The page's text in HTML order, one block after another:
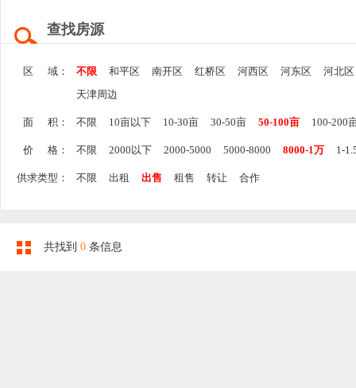
查找房源
区 域： 不限 和平区 南开区 红桥区 河西区 河东区
河北区
天津周边
面 积： 不限 10亩以下 10-30亩 30-50亩 50-100亩 100-200
价 格： 不限 2000以下 2000-5000 5000-8000 8000-1万 1-
供求类型： 不限 出租 出售 租售 转让 合作
共找到 0 条信息